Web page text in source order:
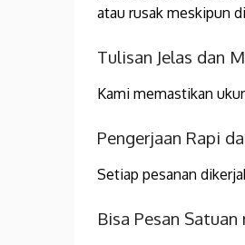
atau rusak meskipun
Tulisan Jelas dan
Kami memastikan
Pengerjaan Rapi
Setiap pesanan
Bisa Pesan